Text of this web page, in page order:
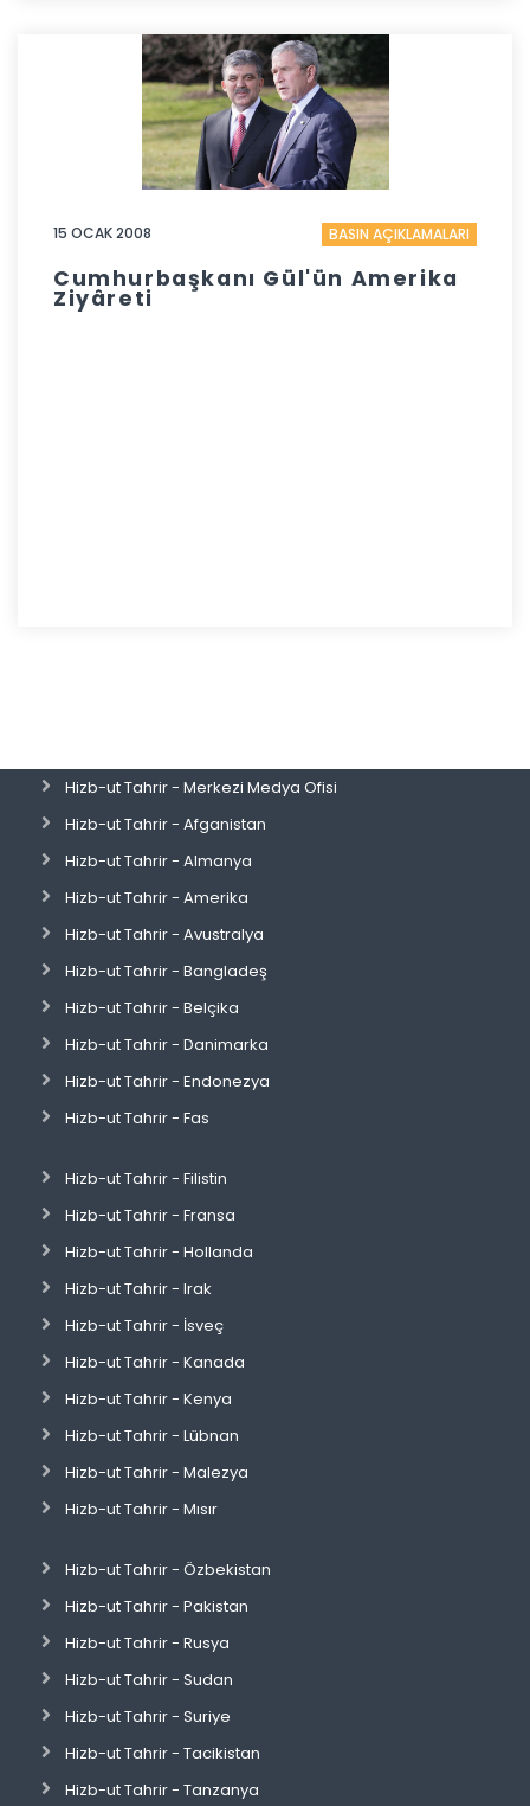
15 OCAK 2008 BASIN AÇIKLAMALARI
Cumhurbaşkanı Gül'ün Amerika
Ziyâreti
Hizb-ut Tahrir - Merkezi Medya Ofisi
Hizb-ut Tahrir - Afganistan
Hizb-ut Tahrir - Almanya
Hizb-ut Tahrir - Amerika
Hizb-ut Tahrir - Avustralya
Hizb-ut Tahrir - Bangladeş
Hizb-ut Tahrir - Belçika
Hizb-ut Tahrir - Danimarka
Hizb-ut Tahrir - Endonezya
Hizb-ut Tahrir - Fas
Hizb-ut Tahrir - Filistin
Hizb-ut Tahrir - Fransa
Hizb-ut Tahrir - Hollanda
Hizb-ut Tahrir - Irak
Hizb-ut Tahrir - İsveç
Hizb-ut Tahrir - Kanada
Hizb-ut Tahrir - Kenya
Hizb-ut Tahrir - Lübnan
Hizb-ut Tahrir - Malezya
Hizb-ut Tahrir - Mısır
Hizb-ut Tahrir - Özbekistan
Hizb-ut Tahrir - Pakistan
Hizb-ut Tahrir - Rusya
Hizb-ut Tahrir - Sudan
Hizb-ut Tahrir - Suriye
Hizb-ut Tahrir - Tacikistan
Hizb-ut Tahrir - Tanzanya